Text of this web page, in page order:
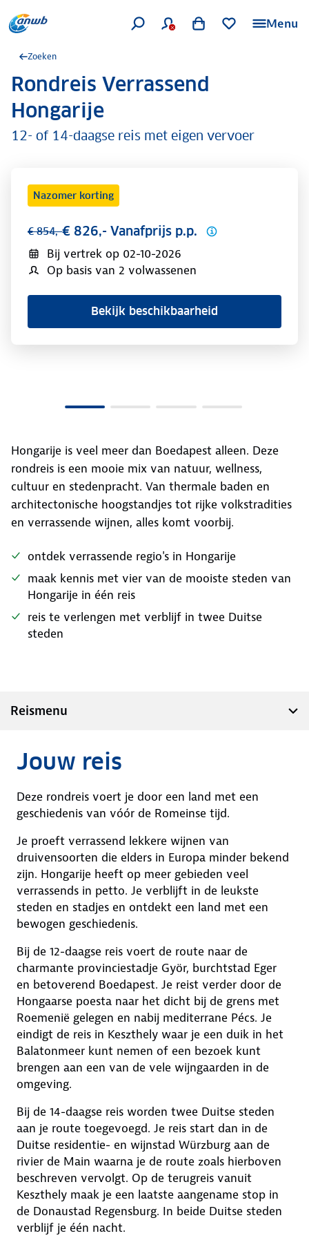
Menu
Zoeken
.Rondreis Verrassend
Hongarije
12- of 14-daagse reis met eigen vervoer
Nazomer korting
€ 854,-€ 826,- Vanafprijs p.p.
Bij vertrek op 02-10-2026
Op basis van 2 volwassenen
Bekijk beschikbaarheid
Hongarije is veel meer dan Boedapest alleen. Deze
rondreis is een mooie mix van natuur, wellness,
cultuur en stedenpracht. Van thermale baden en
architectonische hoogstandjes tot rijke volkstradities
en verrassende wijnen, alles komt voorbij.
ontdek verrassende regio's in Hongarije
maak kennis met vier van de mooiste steden van
Hongarije in één reis
reis te verlengen met verblijf in twee Duitse
steden
Reismenu
Jouw reis
Deze rondreis voert je door een land met een
geschiedenis van vóór de Romeinse tijd.
Je proeft verrassend lekkere wijnen van
druivensoorten die elders in Europa minder bekend
zijn. Hongarije heeft op meer gebieden veel
verrassends in petto. Je verblijft in de leukste
steden en stadjes en ontdekt een land met een
bewogen geschiedenis.
Bij de 12-daagse reis voert de route naar de
charmante provinciestadje Györ, burchtstad Eger
en betoverend Boedapest. Je reist verder door de
Hongaarse poesta naar het dicht bij de grens met
Roemenië gelegen en nabij mediterrane Pécs. Je
eindigt de reis in Keszthely waar je een duik in het
Balatonmeer kunt nemen of een bezoek kunt
brengen aan een van de vele wijngaarden in de
omgeving.
Bij de 14-daagse reis worden twee Duitse steden
aan je route toegevoegd. Je reis start dan in de
Duitse residentie- en wijnstad Würzburg aan de
rivier de Main waarna je de route zoals hierboven
beschreven vervolgt. Op de terugreis vanuit
Keszthely maak je een laatste aangename stop in
de Donaustad Regensburg. In beide Duitse steden
verblijf je één nacht.